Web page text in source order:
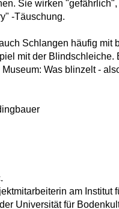
Sie wirken
-Täuschung.
Schlangen häufig mit
mit der Blindschleiche.
Was blinzelt -
am Institut
Universität für